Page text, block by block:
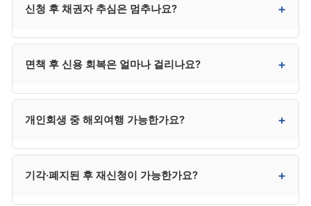
채권자 이의가 예상되거나 복잡한 사건은 변호사가
제한이 있어 분쟁 발생 시 변호사를 추가 선임해야 할 수
있어, 결과적으로 변호사가 더 효율적인 경우가
신청 후 채권자 추심은 멈추나요? +
정지됩니다. 추심이 임박한 경우 신청과 동시에
면책 후 신용 회복은 얼마나 걸리나요? +
기간 중에도 단계적 신용 회복이 가능하며, 본인의 거래
개인회생 중 해외여행 가능한가요? +
사유가 있어야 발령되며, 개인회생 신청 자체로 자동
기각·폐지된 후 재신청이 가능한가요? +